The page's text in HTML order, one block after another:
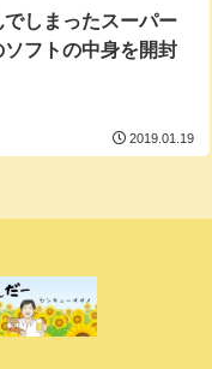
しまったスーパー
フトの中身を開封
2019.01.19